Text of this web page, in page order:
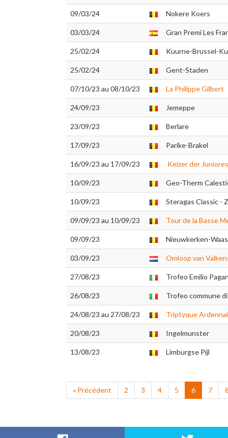
09/03/24 Nokere Koers
03/03/24 Gran Premi Les
25/02/24 Kuurne-Brussel-
25/02/24 Gent-Staden
07/10/23 au 08/10/23 La Philippe Gilbert
24/09/23 Jemeppe
23/09/23 Berlare
17/09/23 Parike-Brakel
16/09/23 au 17/09/23 Keizer der Juniores
10/09/23 Geo-Therm
10/09/23 Steragas Classic -
09/09/23 au 10/09/23 Tour de la Basse
09/09/23 Nieuwkerken-Waas
03/09/23 Omloop van
27/08/23 Trofeo Emilio
26/08/23 Trofeo commune
24/08/23 au 27/08/23 Triptyque
20/08/23 Ingelmunster
13/08/23 Limburgse Pijl
« Précédent 2 3 4 5 6 7